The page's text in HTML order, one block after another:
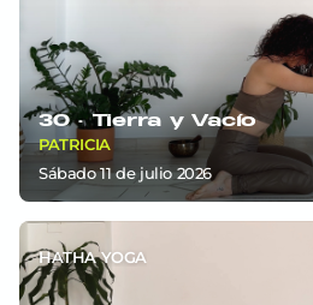
30 ·Tierra y Vacío
PATRICIA
sábado 11de julio 2026
HATHA YOGA